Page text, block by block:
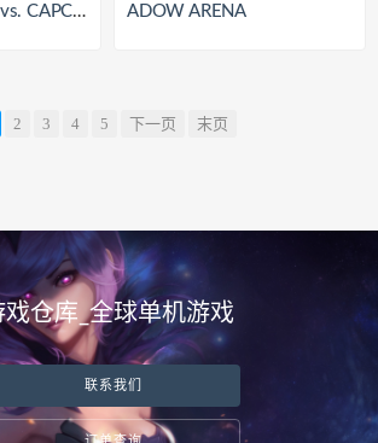
CAPCO
ADOW ARENA
2 3 4 5 下一页 末页
戏仓库_全球单机游戏
联系我们